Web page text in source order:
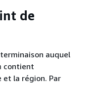
de
auquel
contient
et la région. Par